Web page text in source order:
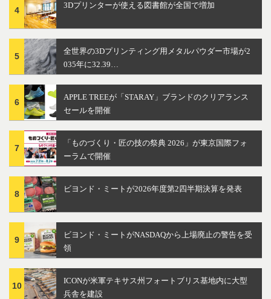
4
3Dプリンターが使える図書館が全国で増加
5
全世界の3Dプリンティング用メタルパウダー市場が2
035年に32.39…
6
APPLE TREEが「STARAY」ブランドのクリアランス
セールを開催
7
「ものづくり・匠の技の祭典 2026」が東京国際フォ
ーラムで開催
8
ビヨンド・ミートが2026年度第2四半期決算を発表
9
ビヨンド・ミートがNASDAQから上場廃止の警告を受
領
10
ICONが米軍テキサス州フォートブリス基地内に大型
兵舎を建設